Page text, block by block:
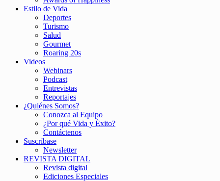
Estilo de Vida
Deportes
Turismo
Salud
Gourmet
Roaring 20s
Videos
Webinars
Podcast
Entrevistas
Reportajes
¿Quiénes Somos?
Conozca al Equipo
¿Por qué Vida y Éxito?
Contáctenos
Suscríbase
Newsletter
REVISTA DIGITAL
Revista digital
Ediciones Especiales